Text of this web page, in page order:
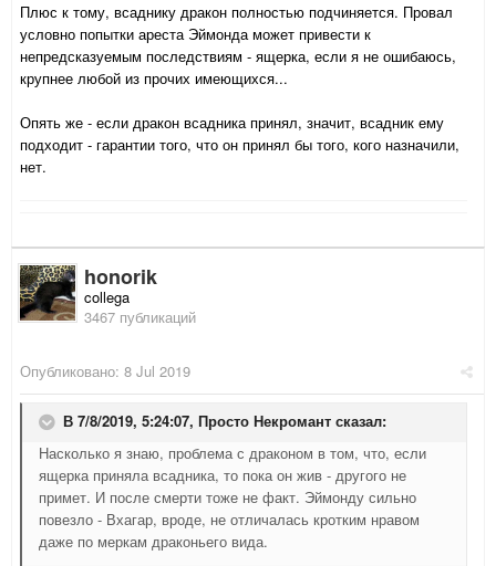
Плюс к тому, всаднику дракон полностью подчиняется. Провал
условно попытки ареста Эймонда может привести к
непредсказуемым последствиям - ящерка, если я не ошибаюсь,
крупнее любой из прочих имеющихся...
Опять же - если дракон всадника принял, значит, всадник ему
подходит - гарантии того, что он принял бы того, кого назначили,
нет.
honorik
collega
3467 публикаций
Опубликовано: 8 Jul 2019
В 7/8/2019, 5:24:07, Просто Некромант сказал:
Насколько я знаю, проблема с драконом в том, что, если
ящерка приняла всадника, то пока он жив - другого не
примет. И после смерти тоже не факт. Эймонду сильно
повезло - Вхагар, вроде, не отличалась кротким нравом
даже по меркам драконьего вида.